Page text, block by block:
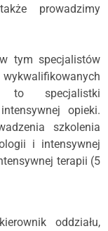
prowadzimy
tym specjalistów
to specjalistki
opieki.
szkolenia
i intensywnej
terapii (5
oddziału,